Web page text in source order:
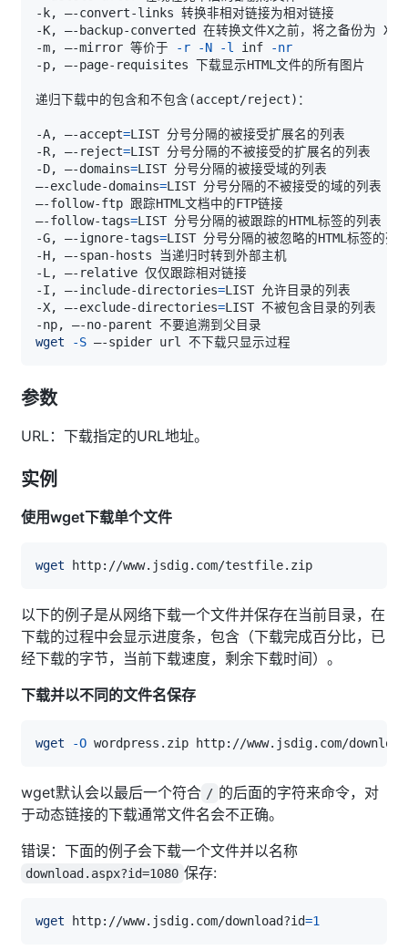
-m, –-mirror 等价于 -r -N -l inf
-nr
递归下载中的包含和不包含 (accept/reject)
-A, –-accept=
-R, –-reject=
-D, –-domains=
–-exclude-domains=
–-follow-tags=
-G, –-ignore-tags=
-I, –-include-directories=
-X, –-exclude-directories=
wget
-S
参数
URL：下载指定的URL地址。
实例
使用wget下载单个文件
wget
以下的例子是从网络下载一个文件并保存在当前目录，在
下载的过程中会显示进度条，包含（下载完成百分比，已
经下载的字节，当前下载速度，剩余下载时间）。
下载并以不同的文件名保存
wget -O wordpress.zip http://www.jsdig.com/
wget默认会以最后一个符合 / 的后面的字符来命令，对
于动态链接的下载通常文件名会不正确。
错误：下面的例子会下载一个文件并以名称
download.aspx?id=1080 保存:
wget http://www.jsdig.com/download?id=1